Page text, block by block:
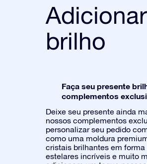
brilho
Faça seu presente
complementos
Deixe seu presente ainda
nossos complementos
personalizar seu pedido
como uma moldura
cristais brilhantes em
estelares incríveis e muito